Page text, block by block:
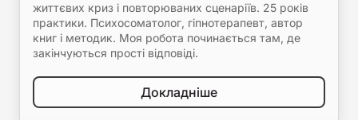
життєвих криз і повторюваних сценаріїв. 25 років
практики. Психосоматолог, гіпнотерапевт, автор
книг і методик. Моя робота починається там, де
закінчуються прості відповіді.
Докладніше